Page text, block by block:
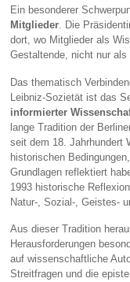
Ein besonderer
Mitglieder . Die
dort, wo Mitglieder als
Gestaltende, nicht nur als
Das thematisch
Leibniz‑Sozietät ist das
informierter
lange Tradition der
seit dem 18. Jahrhundert
historischen
Grundlagen reflektiert
1993 historische
Natur‑, Sozial‑, Geistes‑
Aus dieser Tradition
Herausforderungen
auf wissenschaftliche
Streitfragen und die